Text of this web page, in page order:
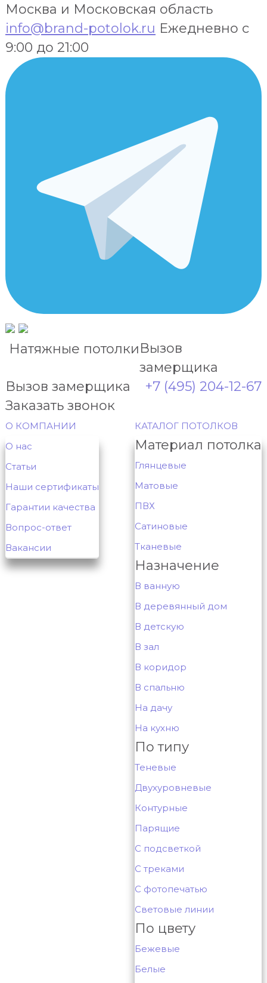
Москва и Московская область
info@brand-potolok.ru Ежедневно с
9:00 до 21:00
Натяжные потолкиВызов
замерщика
+7 (495) 204-12-67
Вызов замерщика
Заказать звонок
О КОМПАНИИ
О нас
Статьи
Наши сертификаты
Гарантии качества
Вопрос-ответ
Вакансии
КАТАЛОГ ПОТОЛКОВ
Материал потолка
Глянцевые
Матовые
ПВХ
Сатиновые
Тканевые
Назначение
В ванную
В деревянный дом
В детскую
В зал
В коридор
В спальню
На дачу
На кухню
По типу
Теневые
Двухуровневые
Контурные
Парящие
С подсветкой
С треками
С фотопечатью
Световые линии
По цвету
Бежевые
Белые